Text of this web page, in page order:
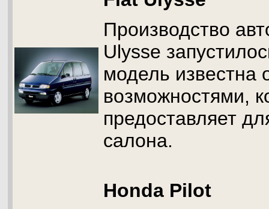
Производство
Ulysse
модель известна
возможностями,
предоставляет
салона.
Honda Pilot